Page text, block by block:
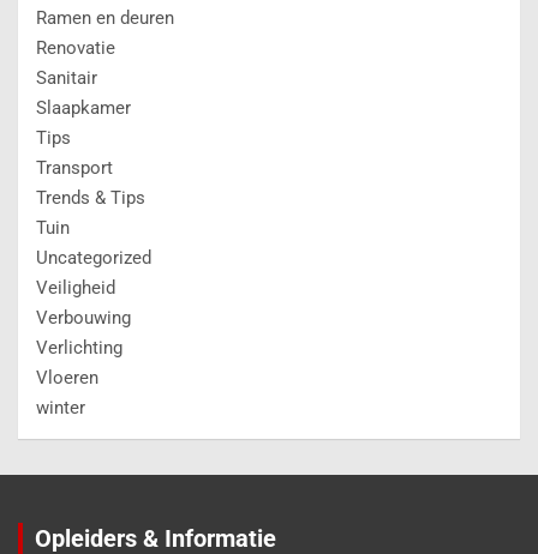
Ramen en deuren
Renovatie
Sanitair
Slaapkamer
Tips
Transport
Trends & Tips
Tuin
Uncategorized
Veiligheid
Verbouwing
Verlichting
Vloeren
winter
Opleiders & Informatie